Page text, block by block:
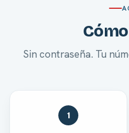
Sin contraseña. Tu
1